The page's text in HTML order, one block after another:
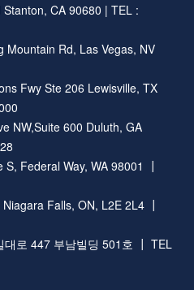
CA 90680 | TEL :
Mountain Rd, Las Vegas, NV
Fwy Ste 206 Lewisville, TX
NW,Suite 600 Duluth, GA
Federal Way, WA 98001 ┃
Falls, ON, L2E 2L4 ┃
대로 447 부남빌딩 501호 ┃ TEL